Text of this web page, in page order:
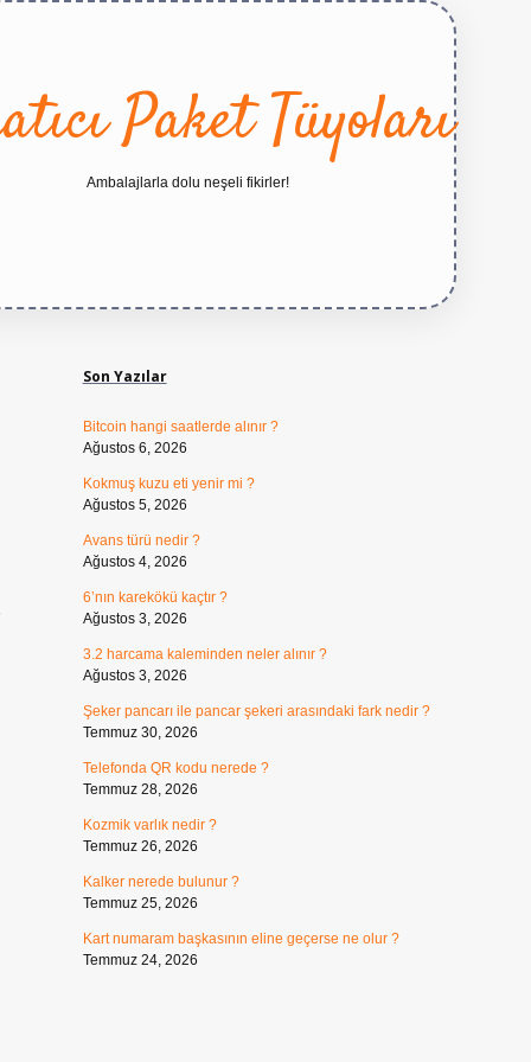
Paket Tüyoları
Ambalajlarla dolu neşeli fikirler!
Son Yazılar
Bitcoin hangi saatlerde alınır ?
Ağustos 6, 2026
Kokmuş kuzu eti yenir mi ?
Ağustos 5, 2026
Avans türü nedir ?
Ağustos 4, 2026
6’nın karekökü kaçtır ?
Ağustos 3, 2026
3.2 harcama kaleminden neler alınır ?
Ağustos 3, 2026
Şeker pancarı ile pancar şekeri arasındaki fark nedir ?
Temmuz 30, 2026
Telefonda QR kodu nerede ?
Temmuz 28, 2026
Kozmik varlık nedir ?
Temmuz 26, 2026
Kalker nerede bulunur ?
Temmuz 25, 2026
Kart numaram başkasının eline geçerse ne olur ?
Temmuz 24, 2026